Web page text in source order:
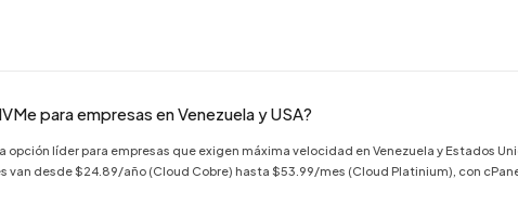
para empresas en Venezuela y USA?
opción líder para empresas que exigen máxima velocidad en Venezuela y Estados
desde $24.89/año (Cloud Cobre) hasta $53.99/mes (Cloud Platinium), con